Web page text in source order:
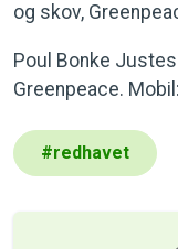
og skov,
Poul Bonke
Greenpeace.
#redhavet